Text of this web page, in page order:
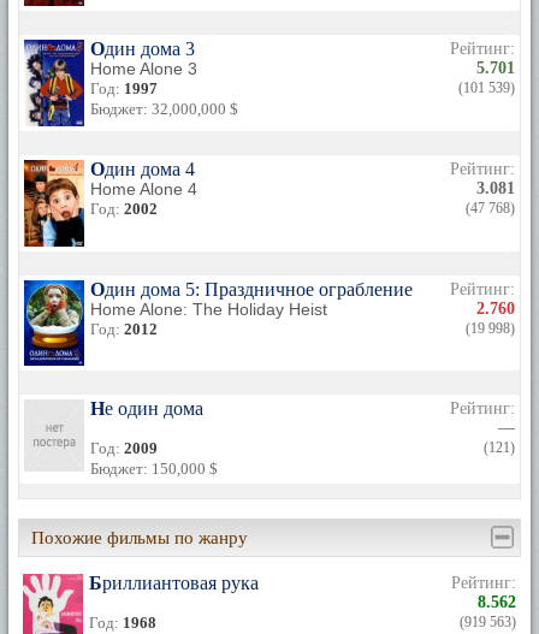
Один дома 3
Home Alone 3
Год: 1997
Бюджет: 32,000,000 $
Рейтинг:
5.701
(101 539)
Один дома 4
Home Alone 4
Год: 2002
Рейтинг:
3.081
(47 768)
Один дома 5: Праздничное ограбление
Home Alone: The Holiday Heist
Год: 2012
Рейтинг:
2.760
(19 998)
Не один дома
Год: 2009
Бюджет: 150,000 $
Рейтинг:
—
(121)
Похожие фильмы по жанру
Бриллиантовая рука
Год: 1968
Рейтинг:
8.562
(919 563)